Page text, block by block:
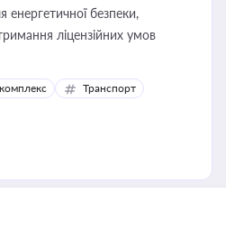
безпеки,
ліцензійних умов
Транспорт